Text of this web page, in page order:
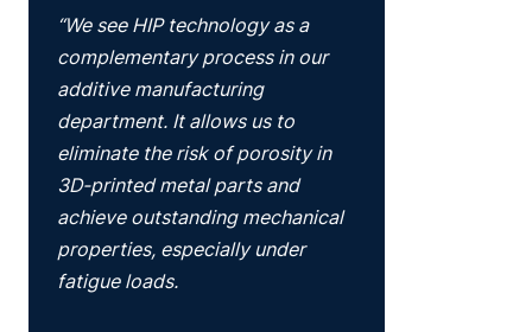
“We see HIP technology as a
complementary process in our
additive manufacturing
department. It allows us to
eliminate the risk of porosity in
3D-printed metal parts and
achieve outstanding mechanical
properties, especially under
fatigue loads.